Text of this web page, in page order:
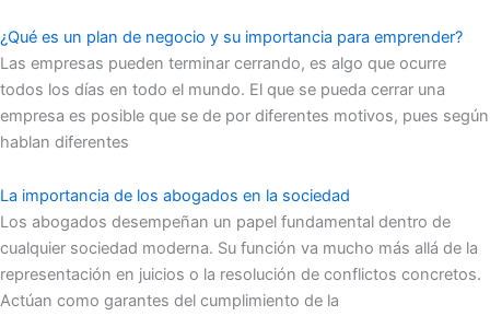
¿Qué es un plan de negocio y su importancia para emprender?
Las empresas pueden terminar cerrando, es algo que ocurre
todos los días en todo el mundo. El que se pueda cerrar una
empresa es posible que se de por diferentes motivos, pues según
hablan diferentes
La importancia de los abogados en la sociedad
Los abogados desempeñan un papel fundamental dentro de
cualquier sociedad moderna. Su función va mucho más allá de la
representación en juicios o la resolución de conflictos concretos.
Actúan como garantes del cumplimiento de la